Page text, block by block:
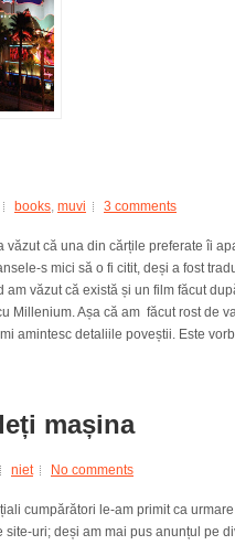
books, muvi 3 comments
văzut că una din cărțile preferate îi
s mici să o fi citit, deși a fost
văzut că există și un film făcut
Millenium. Așa că am făcut rost de
amintesc detaliile poveștii. Este
mașina
niet No comments
cumpărători le-am primit ca
site-uri; deși am mai pus anunțul pe